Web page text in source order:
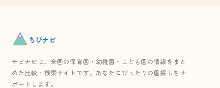
ちびナビ
チビナビは、全国の保育園・幼稚園・こども園の情報をまと
めた比較・検索サイトです。あなたにぴったりの園探しをサ
ポートします。